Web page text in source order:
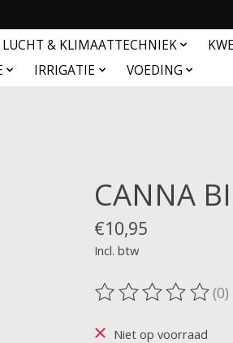
LUCHT & KLIMAATTECHNIEK
IRRIGATIE VOEDING
CANNA
€10,95
Incl. btw
De beoordeling van
(0)
Niet op voorraad